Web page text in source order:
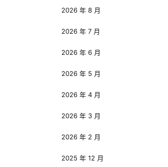
2026 年 8 月
2026 年 7 月
2026 年 6 月
2026 年 5 月
2026 年 4 月
2026 年 3 月
2026 年 2 月
2025 年 12 月